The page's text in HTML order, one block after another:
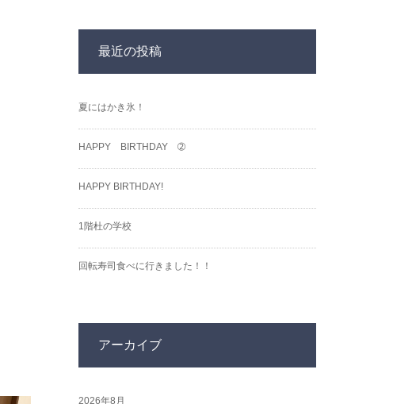
最近の投稿
夏にはかき氷！
HAPPY BIRTHDAY ➁
HAPPY BIRTHDAY!
1階杜の学校
回転寿司食べに行きました！！
アーカイブ
2026年8月